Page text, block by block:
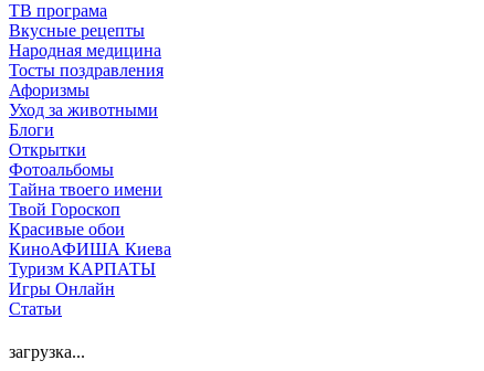
ТВ програма
Вкусные рецепты
Народная медицина
Тосты поздравления
Афоризмы
Уход за животными
Блоги
Открытки
Фотоальбомы
Тайна твоего имени
Твой Гороскоп
Красивые обои
КиноАФИША Киева
Туризм КАРПАТЫ
Игры Онлайн
Статьи
загрузка...